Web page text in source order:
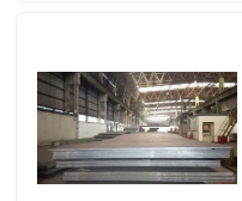
Tubo saldato di
Tubo senza cuciture